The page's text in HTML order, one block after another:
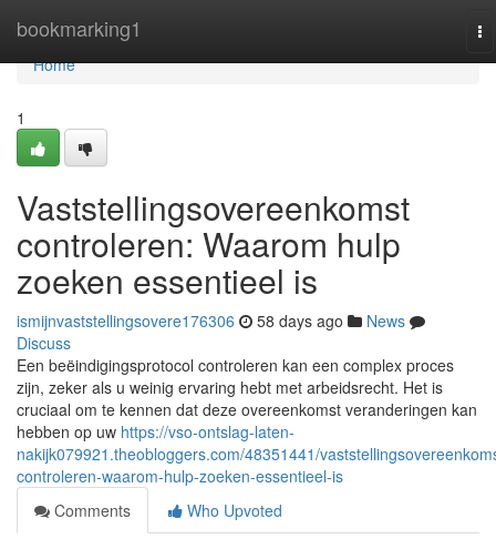
bookmarking1
Home
Home
1
Vaststellingsovereenkomst
controleren: Waarom hulp
zoeken essentieel is
ismijnvaststellingsovere176306 58 days ago
News
Discuss
Een beëindigingsprotocol controleren kan een complex proces
zijn, zeker als u weinig ervaring hebt met arbeidsrecht. Het is
cruciaal om te kennen dat deze overeenkomst veranderingen kan
hebben op uw https://vso-ontslag-laten-
nakijk079921.theobloggers.com/48351441/
controleren-waarom-hulp-zoeken-essentieel-is
Comments
Who Upvoted